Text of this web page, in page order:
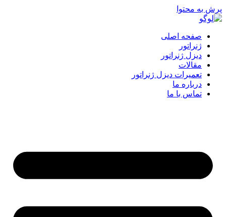
پرش به محتوا
صفحه اصلی
ژنراتور
دیزل ژنراتور
مقالات
تعمیرات دیزل ژنراتور
درباره ما
تماس با ما